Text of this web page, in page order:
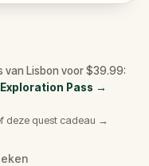
van Lisbon voor $39.99:
Pass →
deze quest cadeau →